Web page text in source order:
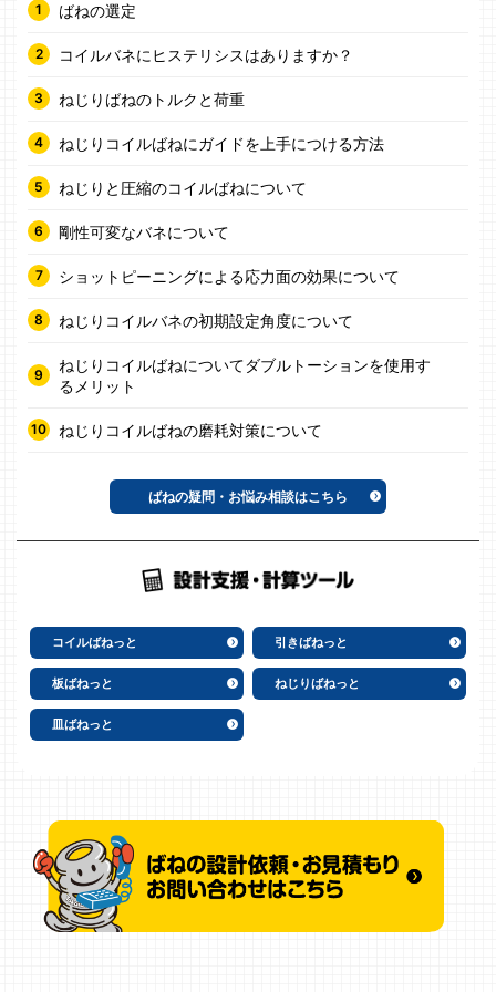
ばねの選定
コイルバネにヒステリシスはありますか？
ねじりばねのトルクと荷重
ねじりコイルばねにガイドを上手につける方法
ねじりと圧縮のコイルばねについて
剛性可変なバネについて
ショットピーニングによる応力面の効果について
ねじりコイルバネの初期設定角度について
ねじりコイルばねについてダブルトーションを使用す
るメリット
ねじりコイルばねの磨耗対策について
コイルばねっと 引きばねっと
板ばねっと ねじりばねっと
皿ばねっと